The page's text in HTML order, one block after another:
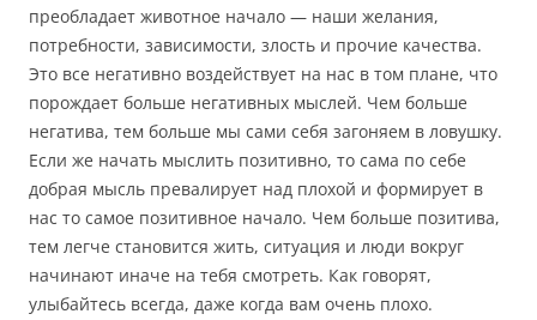
преобладает животное начало — наши желания,
потребности, зависимости, злость и прочие качества.
Это все негативно воздействует на нас в том плане, что
порождает больше негативных мыслей. Чем больше
негатива, тем больше мы сами себя загоняем в ловушку.
Если же начать мыслить позитивно, то сама по себе
добрая мысль превалирует над плохой и формирует в
нас то самое позитивное начало. Чем больше позитива,
тем легче становится жить, ситуация и люди вокруг
начинают иначе на тебя смотреть. Как говорят,
улыбайтесь всегда, даже когда вам очень плохо.